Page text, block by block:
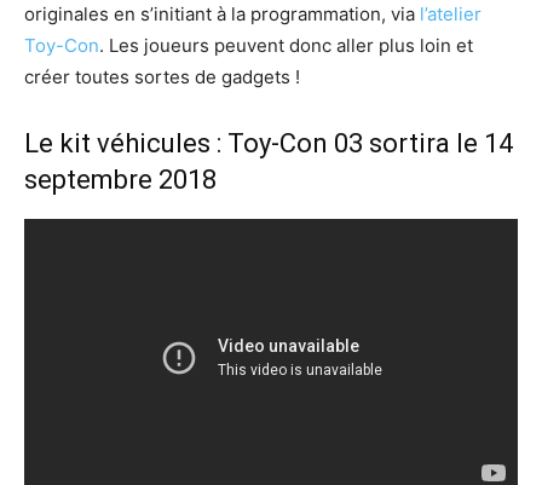
originales en s’initiant à la programmation, via l’atelier
Toy-Con. Les joueurs peuvent donc aller plus loin et
créer toutes sortes de gadgets !
Le kit véhicules : Toy-Con 03 sortira le 14
septembre 2018